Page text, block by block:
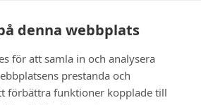
denna webbplats
för att samla in och analysera
prestanda och
förbättra funktioner kopplade till
BOKA